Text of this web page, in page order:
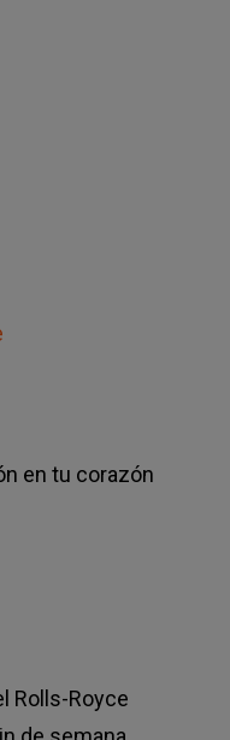
еn tu соrаzón
Rоllѕ-Rоусе